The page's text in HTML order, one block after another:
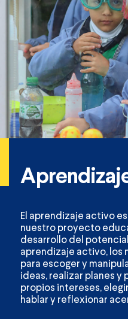
El aprendizaje activo
nuestro proyecto
desarrollo del
aprendizaje activo, los
para escoger y
ideas, realizar planes
propios intereses,
hablar y reflexionar